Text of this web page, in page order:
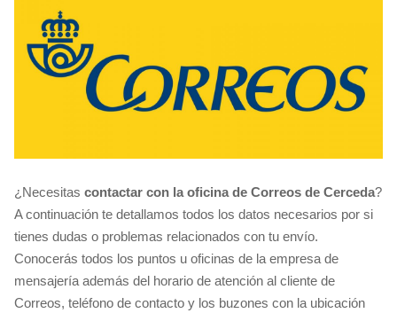
¿Necesitas contactar con la oficina de Correos de Cerceda?
A continuación te detallamos todos los datos necesarios por si
tienes dudas o problemas relacionados con tu envío.
Conocerás todos los puntos u oficinas de la empresa de
mensajería además del horario de atención al cliente de
Correos, teléfono de contacto y los buzones con la ubicación